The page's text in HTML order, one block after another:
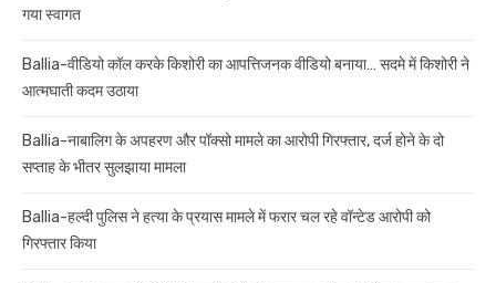
गया स्वागत
Ballia-वीडियो कॉल करके किशोरी का आपत्तिजनक वीडियो बनाया… सदमे में किशोरी ने
आत्मघाती कदम उठाया
Ballia-नाबालिग के अपहरण और पॉक्सो मामले का आरोपी गिरफ्तार, दर्ज होने के दो
सप्ताह के भीतर सुलझाया मामला
Ballia-हल्दी पुलिस ने हत्या के प्रयास मामले में फरार चल रहे वॉन्टेड आरोपी को
गिरफ्तार किया